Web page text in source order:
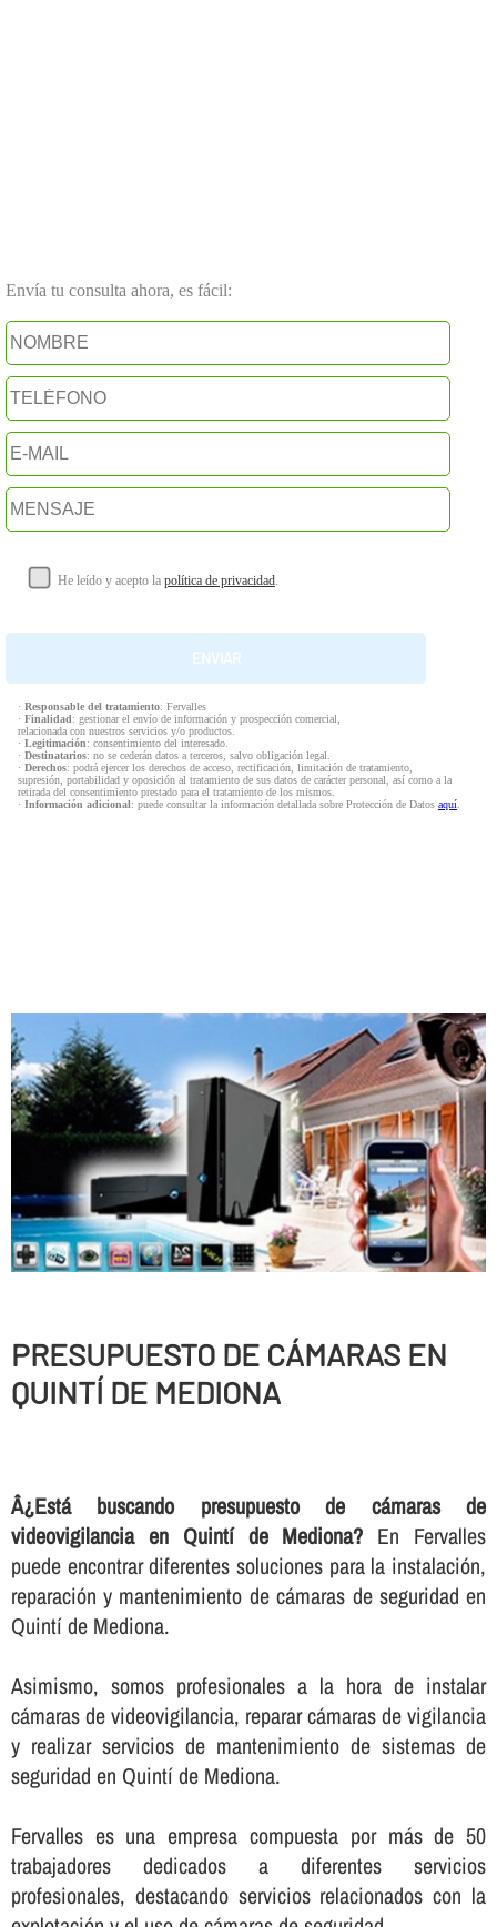
Envía tu consulta ahora, es fácil:
He leído y acepto la política de privacidad.
· Responsable del tratamiento: Fervalles
· Finalidad: gestionar el envío de información y prospección comercial,
relacionada con nuestros servicios y/o productos.
· Legitimación: consentimiento del interesado.
· Destinatarios: no se cederán datos a terceros, salvo obligación legal.
· Derechos: podrá ejercer los derechos de acceso, rectificación, limitación de tratamiento,
supresión, portabilidad y oposición al tratamiento de sus datos de carácter personal, así como a la
retirada del consentimiento prestado para el tratamiento de los mismos.
· Información adicional: puede consultar la información detallada sobre Protección de Datos aquí.
PRESUPUESTO DE CÁMARAS EN
QUINTÍ DE MEDIONA
Â¿Está buscando presupuesto de cámaras de
videovigilancia en Quintí de Mediona? En Fervalles
puede encontrar diferentes soluciones para la instalación,
reparación y mantenimiento de cámaras de seguridad en
Quintí de Mediona.
Asimismo, somos profesionales a la hora de instalar
cámaras de videovigilancia, reparar cámaras de vigilancia
y realizar servicios de mantenimiento de sistemas de
seguridad en Quintí de Mediona.
Fervalles es una empresa compuesta por más de 50
trabajadores dedicados a diferentes servicios
profesionales, destacando servicios relacionados con la